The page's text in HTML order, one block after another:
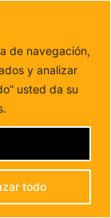
de navegación,
y analizar
usted da su
todo
comunica